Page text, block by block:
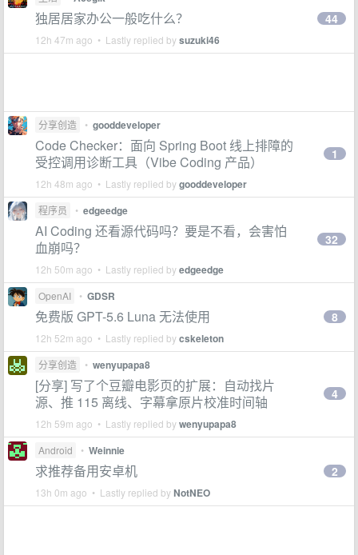
独居居家办公一般吃什么？
12h 47m ago • Lastly replied bysuzuki46
44
分享创造 • gooddeveloper
Code Checker：面向 Spring Boot 线上排障的
受控调用诊断工具（Vibe Coding 产品）
12h 48m ago • Lastly replied bygooddeveloper
1
程序员 • edgeedge
AI Coding 还看源代码吗？要是不看，会害怕
血崩吗？
12h 50m ago • Lastly replied byedgeedge
32
OpenAI • GDSR
免费版 GPT-5.6 Luna 无法使用
12h 52m ago • Lastly replied bycskeleton
8
分享创造 • wenyupapa8
[分享] 写了个豆瓣电影页的扩展：自动找片
源、推 115 离线、字幕拿原片校准时间轴
12h 59m ago • Lastly replied bywenyupapa8
4
Android • Weinnie
求推荐备用安卓机
13h 0m ago • Lastly replied byNotNEO
2